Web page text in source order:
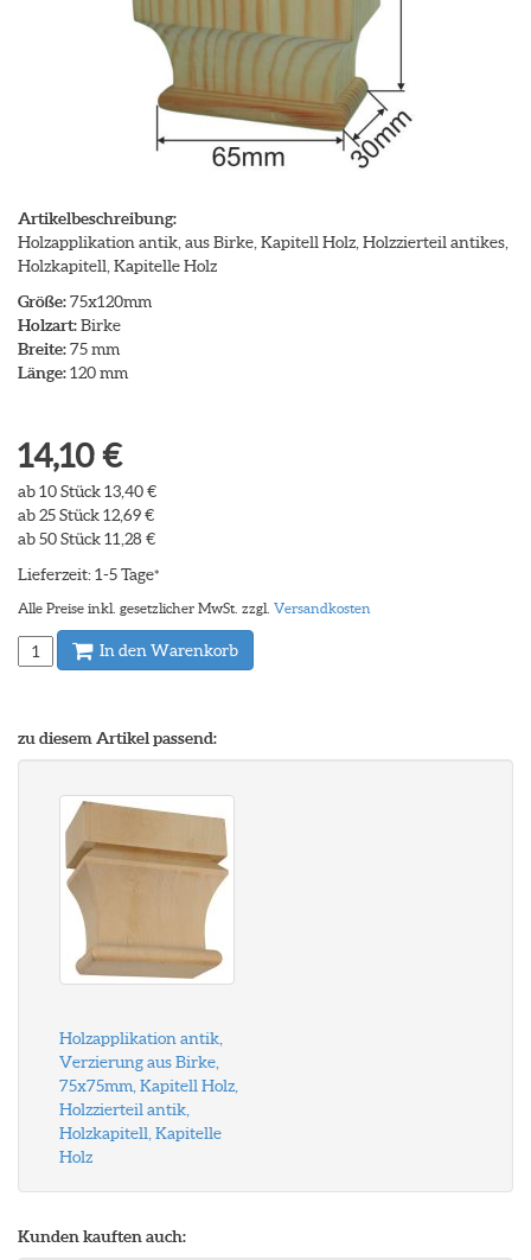
Artikelbeschreibung:
Holzapplikation antik, aus Birke, Kapitell Holz, Holzzierteil antikes,
Holzkapitell, Kapitelle Holz
Größe:75x120mm
Holzart:Birke
Breite:75 mm
Länge:120 mm
14,10 €
ab 10 Stück 13,40 €
ab 25 Stück 12,69 €
ab 50 Stück 11,28 €
Lieferzeit: 1-5 Tage*
Alle Preise inkl. gesetzlicher MwSt. zzgl. Versandkosten
In den Warenkorb
zu diesem Artikel passend:
Holzapplikation antik,
Verzierung aus Birke,
75x75mm, Kapitell Holz,
Holzzierteil antik,
Holzkapitell, Kapitelle
Holz
Kunden kauften auch: